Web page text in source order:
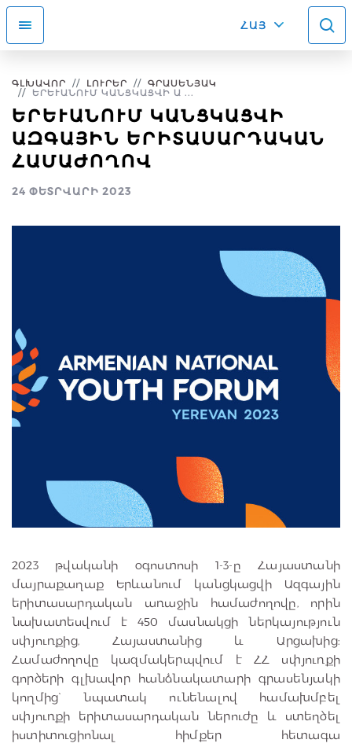
ՀԱՅ
ԳԼԽԱՎՈՐ ԼՈՒՐԵՐ
ԳՐԱՍԵՆՅԱԿ
ԵՐԵՒԱՆՈՒՄ ԿԱՆՑԿԱՑՎԻ Ա ...
ԵՐԵՒԱՆՈՒՄ ԿԱՆՑԿԱՑՎԻ Ա
ԶԳԱՅԻՆ ԵՐԻՏԱՍԱՐԴԱԿԱՆ Հ
ԱՄԱԺՈՂՈՎ
24 ՓԵՏՐՎԱՐԻ 2023
2023 թվականի օգոստոսի 1-3-ը Հայաստանի
մայրաքաղաք Երևանում կանցկացվի Ազգային
երիտասարդական առաջին համաժողովը, որին
նախատեսվում է 450 մասնակցի ներկայություն
սփյուռքից, Հայաստանից և Արցախից:
Համաժողովը կազմակերպվում է ՀՀ սփյուռքի
գործերի գլխավոր հանձնակատարի գրասենյակի
կողմից` նպատակ ունենալով համախմբել
սփյուռքի երիտասարդական ներուժը և ստեղծել
իստիտուցիոնալ հիմքեր հետագա